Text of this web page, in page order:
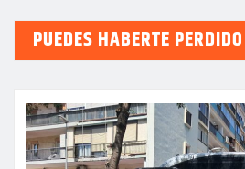
PUEDES HABERTE PERDIDO